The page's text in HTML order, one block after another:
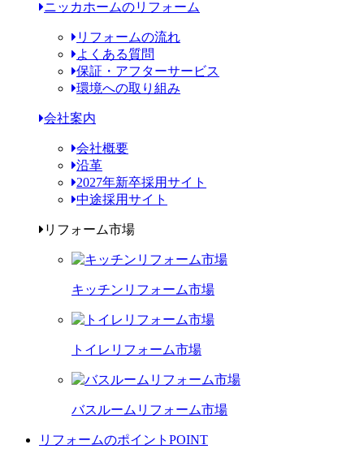
ニッカホームのリフォーム
リフォームの流れ
よくある質問
保証・アフターサービス
環境への取り組み
会社案内
会社概要
沿革
2027年新卒採用サイト
中途採用サイト
リフォーム市場
キッチンリフォーム市場
トイレリフォーム市場
バスルームリフォーム市場
リフォームのポイント POINT